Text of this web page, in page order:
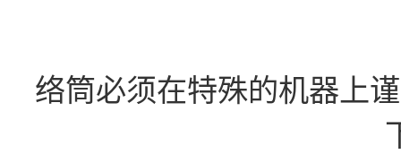
络筒必须在特殊的机器上